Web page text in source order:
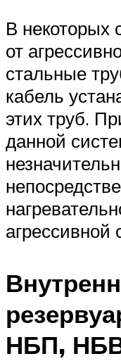
В некоторых
от
стальные
кабель
этих труб.
данной
агрессивной
НБП,